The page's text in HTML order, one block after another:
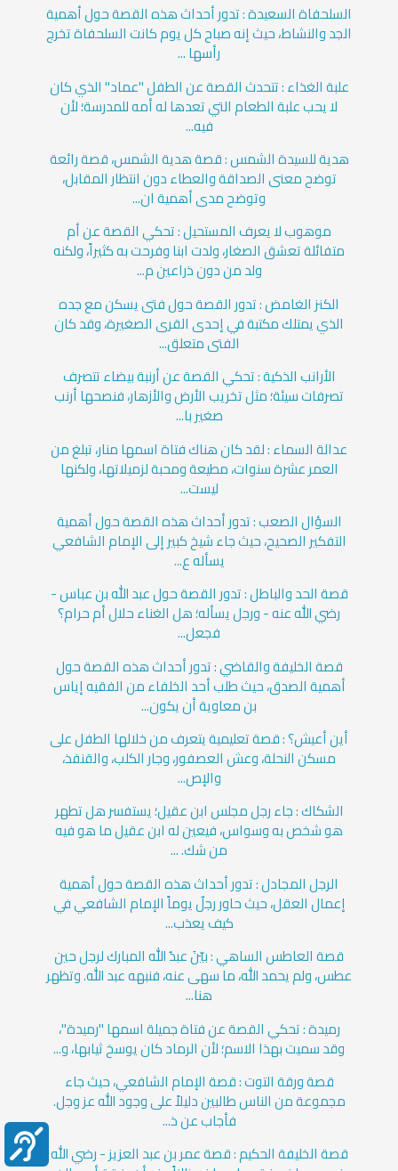
السلحفاة السعيدة : تدور أحداث هذه القصة حول أهمية
الجد والنشاط، حيث إنه صباح كل يوم كانت السلحفاة تخرج
رأسها ...
علبة الغذاء : تتحدث القصة عن الطفل "عماد" الذي كان
لا يحب علبة الطعام التي تعدها له أمه للمدرسة؛ لأن
فيه...
هدية للسيدة الشمس : قصة هدية الشمس، قصة رائعة
توضح معنى الصداقة والعطاء دون انتظار المقابل،
وتوضح مدى أهمية ان...
موهوب لا يعرف المستحيل : تحكي القصة عن أم
متفائلة تعشق الصغار، ولدت ابنا وفرحت به كثيراً، ولكنه
ولد من دون ذراعين م...
الكنز الغامض : تدور القصة حول فتى يسكن مع جده
الذي يمتلك مكتبة في إحدى القرى الصغيرة، وقد كان
الفتى متعلق...
الأرانب الذكية : تحكي القصة عن أرنبة بيضاء تتصرف
تصرفات سيئة؛ مثل تخريب الأرض والأزهار، فنصحها أرنب
صغير با...
عدالة السماء : لقد كان هناك فتاة اسمها منار، تبلغ من
العمر عشرة سنوات، مطيعة ومحبة لزميلاتها، ولكنها
ليست...
السؤال الصعب : تدور أحداث هذه القصة حول أهمية
التفكير الصحيح، حيث جاء شيخ كبير إلى الإمام الشافعي
يسأله ع...
قصة الحد والباطل : تدور القصة حول عبد الله بن عباس -
رضي الله عنه - ورجل يسأله؛ هل الغناء حلال أم حرام؟
فجعل...
قصة الخليفة والقاضي : تدور أحداث هذه القصة حول
أهمية الصدق، حيث طلب أحد الخلفاء من الفقيه إياس
بن معاوية أن يكون...
أين أعيش؟ : قصة تعليمية يتعرف من خلالها الطفل على
مسكن النحلة، وعش العصفور، وجار الكلب، والقنفذ،
والإص...
الشكاك : جاء رجل مجلس ابن عقيل؛ يستفسر هل تطهر
هو شخص به وسواس، فيعين له ابن عقيل ما هو فيه
من شك. ...
الرجل المجادل : تدور أحداث هذه القصة حول أهمية
إعمال العقل، حيث حاور رجلٌ يوماً الإمام الشافعي في
كيف يعذب...
قصة العاطس الساهي : بيّنَ عبدُ الله المبارك لرجل حين
عطس، ولم يحمد الله، ما سهى عنه، فنبهه عبد الله. وتظهر
هنا...
رميدة : تحكي القصة عن فتاة جميلة اسمها "رميدة"،
وقد سميت بهذا الاسم؛ لأن الرماد كان يوسخ ثيابها، و...
قصة ورقة التوت : قصة الإمام الشافعي، حيث جاء
مجموعة من الناس طالبين دليلاً على وجود الله عز وجل.
فأجاب عن ذ...
قصة الخليفة الحكيم : قصة عمر بن عبد العزيز - رضي الله